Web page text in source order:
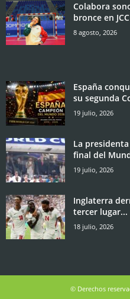
Colabora
bronce en
8 agosto, 2026
España
su segunda
19 julio, 2026
La
final del
19 julio, 2026
Inglaterra
tercer lugar...
18 julio, 2026
© Derechos